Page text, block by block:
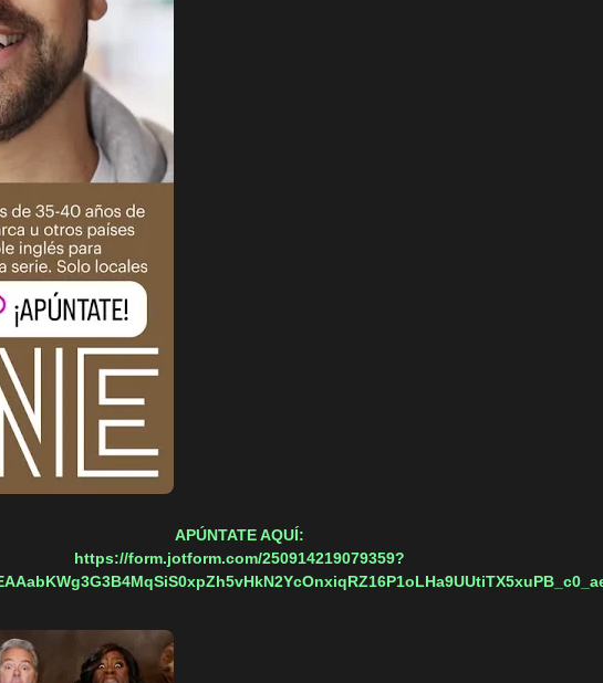
APÚNTATE AQUÍ:
https://form.jotform.com/250914219079359?